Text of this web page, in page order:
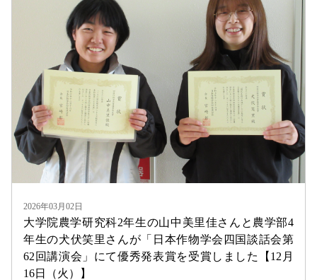
2026年03月02日
大学院農学研究科2年生の山中美里佳さんと農学部4
年生の犬伏笑里さんが「日本作物学会四国談話会第
62回講演会」にて優秀発表賞を受賞しました【12月
16日（火）】